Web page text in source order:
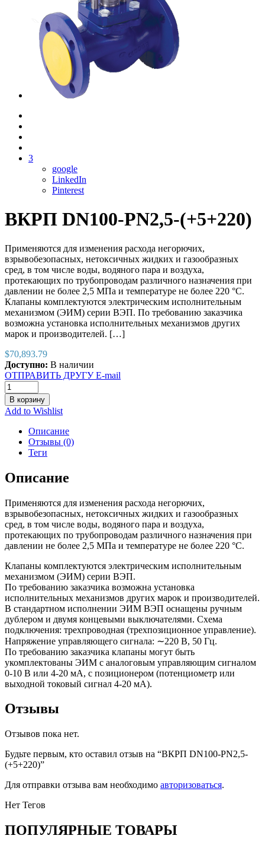
3
google
LinkedIn
Pinterest
ВКРП DN100-PN2,5-(+5+220)
Применяются для изменения расхода негорючих,
взрывобезопасных, нетоксичных жидких и газообразных
сред, в том числе воды, водяного пара и воздуха,
протекающих по трубопроводам различного назначения при
давлении не более 2,5 МПа и температуре не более 220 °С.
Клапаны комплектуются электрическим исполнительным
механизмом (ЭИМ) серии ВЭП. По требованию заказчика
возможна установка исполнительных механизмов других
марок и производителей. […]
$70,893.79
Доступно: В наличии
ОТПРАВИТЬ ДРУГУ E-mail
В корзину
Add to Wishlist
Описание
Отзывы (0)
Теги
Описание
Применяются для изменения расхода негорючих,
взрывобезопасных, нетоксичных жидких и газообразных
сред, в том числе воды, водяного пара и воздуха,
протекающих по трубопроводам различного назначения при
давлении не более 2,5 МПа и температуре не более 220 °С.
Клапаны комплектуются электрическим исполнительным
механизмом (ЭИМ) серии ВЭП.
По требованию заказчика возможна установка
исполнительных механизмов других марок и производителей.
В стандартном исполнении ЭИМ ВЭП оснащены ручным
дублером и двумя концевыми выключателями. Схема
подключения: трехпроводная (трехпозиционное управление).
Напряжение управляющего сигнала: ∼220 В, 50 Гц.
По требованию заказчика клапаны могут быть
укомплектованы ЭИМ с аналоговым управляющим сигналом
0-10 В или 4-20 мА, с позиционером (потенциометр или
выходной токовый сигнал 4-20 мА).
Отзывы
Отзывов пока нет.
Будьте первым, кто оставил отзыв на “ВКРП DN100-PN2,5-
(+5+220)”
Для отправки отзыва вам необходимо авторизоваться.
Нет Тегов
ПОПУЛЯРНЫЕ ТОВАРЫ